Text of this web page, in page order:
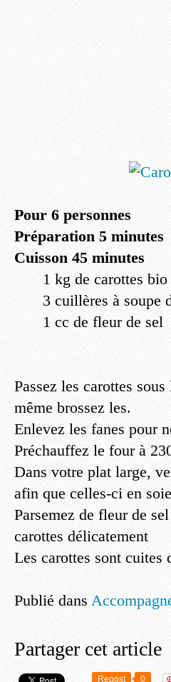
Pour 6 personnes
Préparation 5 minutes
Cuisson 45 minutes
1 kg de carottes
3 cuillères à soupe
1 cc de fleur de sel
Passez les carottes
même brossez les.
Enlevez les fanes pour
Préchauffez le four à
Dans votre plat large,
afin que celles-ci en
Parsemez de fleur de
carottes délicatement
Les carottes sont cuites
Publié dans
Partager cet article
Repost 0